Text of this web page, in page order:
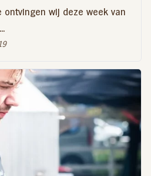
wij deze week van